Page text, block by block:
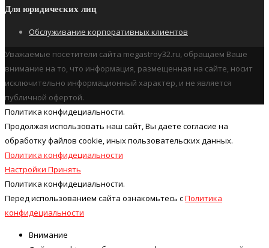
Для юридических лиц
Обслуживание корпоративных клиентов
Уважаемые посетители сайта megastroy32.ru, обращаем Ваше
внимание на то, что информация, размещенная на сайте, носит
исключительно информационный характер, и не является
публичной офертой.
Политика конфидециальности.
Продолжая использовать наш cайт, Вы даете согласие на
обработку файлов cookie, иных пользовательских данных.
Политика конфидециальности
Настройки Принять
Политика конфидециальности.
Перед использованием сайта ознакомьтесь сПолитика
конфидециальности
Внимание